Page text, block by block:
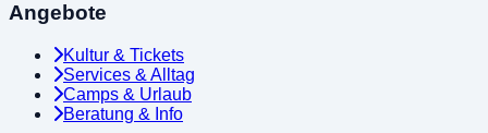
Angebote
Kultur & Tickets
Services & Alltag
Camps & Urlaub
Beratung & Info